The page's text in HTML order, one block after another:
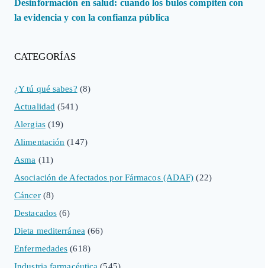
Desinformación en salud: cuando los bulos compiten con
la evidencia y con la confianza pública
CATEGORÍAS
¿Y tú qué sabes? (8)
Actualidad (541)
Alergias(19)
Alimentación (147)
Asma (11)
Asociación de Afectados por Fármacos (ADAF) (22)
Cáncer(8)
Destacados (6)
Dieta mediterránea (66)
Enfermedades (618)
Industria farmacéutica (545)